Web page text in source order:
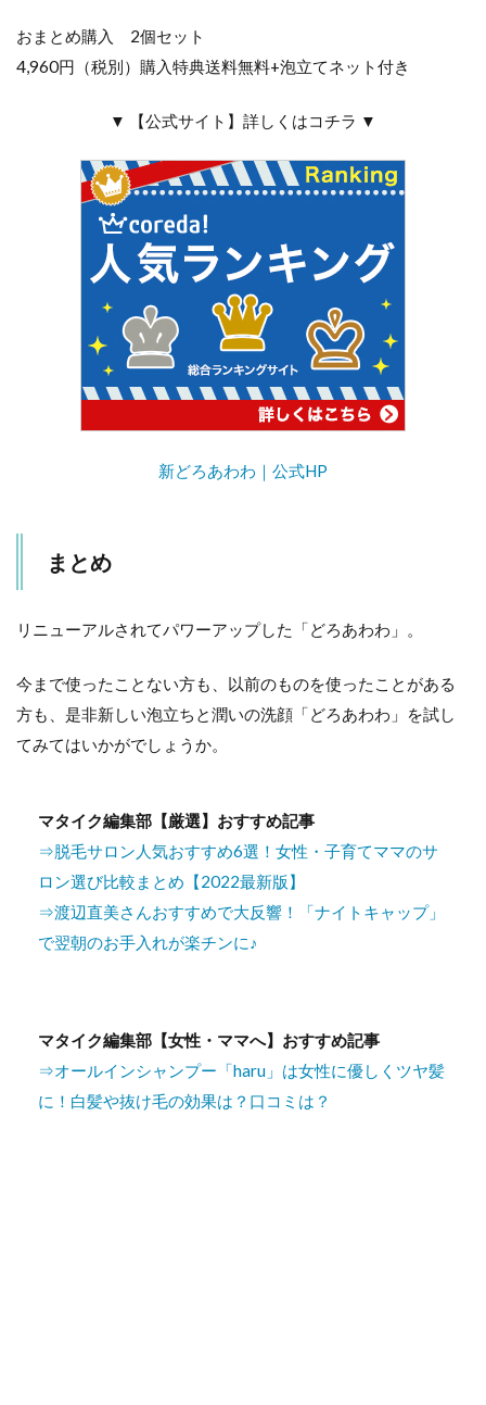
おまとめ購入 2個セット
4,960円（税別）購入特典送料無料+泡立てネット付き
▼ 【公式サイト】詳しくはコチラ ▼
新どろあわわ｜公式HP
まとめ
リニューアルされてパワーアップした「どろあわわ」。
今まで使ったことない方も、以前のものを使ったことがある
方も、是非新しい泡立ちと潤いの洗顔「どろあわわ」を試し
てみてはいかがでしょうか。
マタイク編集部【厳選】おすすめ記事
⇒脱毛サロン人気おすすめ6選！女性・子育てママのサ
ロン選び比較まとめ【2022最新版】
⇒渡辺直美さんおすすめで大反響！「ナイトキャップ」
で翌朝のお手入れが楽チンに♪
マタイク編集部【女性・ママへ】おすすめ記事
⇒オールインシャンプー「haru」は女性に優しくツヤ髪
に！白髪や抜け毛の効果は？口コミは？